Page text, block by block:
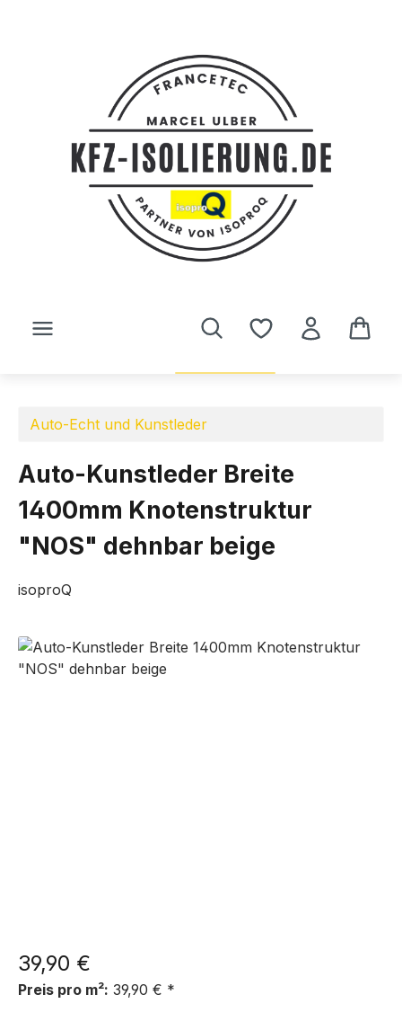
Auto-Echt und Kunstleder
Auto-Kunstleder Breite
1400mm Knotenstruktur
"NOS" dehnbar beige
isoproQ
Bildergalerie überspringen
39,90 €
Preis pro m²: 39,90 € *